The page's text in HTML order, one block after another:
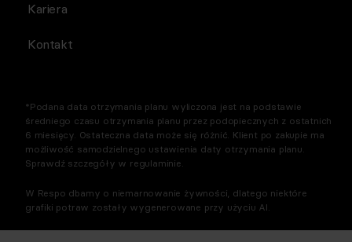
Kariera
Kontakt
*Podana data otrzymania planu wyliczona jest na podstawie
średniego czasu otrzymania planu przez podopiecznych z ostatnich
6 miesięcy. Ostateczna data może się różnić. Klient po zakupie ma
możliwość samodzielnego ustawienia daty otrzymania planu.
Sprawdź szczegóły w regulaminie.
W Respo dbamy o niemarnowanie żywności, dlatego niektóre
grafiki potraw zostały wygenerowane przy użyciu AI.